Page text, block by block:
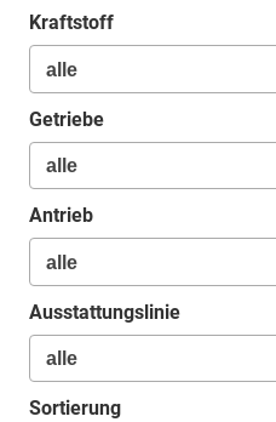
Kraftstoff
Getriebe
Antrieb
Ausstattungslinie
Sortierung